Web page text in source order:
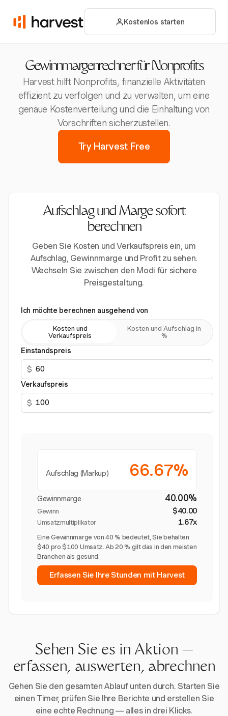
Kostenlos starten
Gewinnmargenrechner für Nonprofits
Harvest hilft Nonprofits, finanzielle Aktivitäten
effizient zu verfolgen und zu verwalten, um eine
genaue Kostenverteilung und die Einhaltung von
Vorschriften sicherzustellen.
Try Harvest Free
Aufschlag und Marge sofort
berechnen
Geben Sie Kosten und Verkaufspreis ein, um
Aufschlag, Gewinnmarge und Profit zu sehen.
Wechseln Sie zwischen den Modi für sichere
Preisgestaltung.
Ich möchte berechnen ausgehend von
Kosten und
Verkaufspreis
Kosten und Aufschlag in
%
Einstandspreis
$
Verkaufspreis
$
Aufschlag (Markup) 66.67%
Gewinnmarge 40.00%
Gewinn $40.00
Umsatzmultiplikator 1.67x
Eine Gewinnmarge von 40 % bedeutet, Sie behalten
$40 pro $100 Umsatz. Ab 20 % gilt das in den meisten
Branchen als gesund.
Erfassen Sie Ihre Stunden mit Harvest
Sehen Sie es in Aktion —
erfassen, auswerten, abrechnen
Gehen Sie den gesamten Ablauf unten durch. Starten Sie
einen Timer, prüfen Sie Ihre Berichte und erstellen Sie
eine echte Rechnung — alles in drei Klicks.